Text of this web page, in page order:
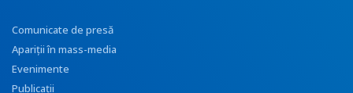
Comunicate de presă
Apariţii în mass-media
Evenimente
Publicații